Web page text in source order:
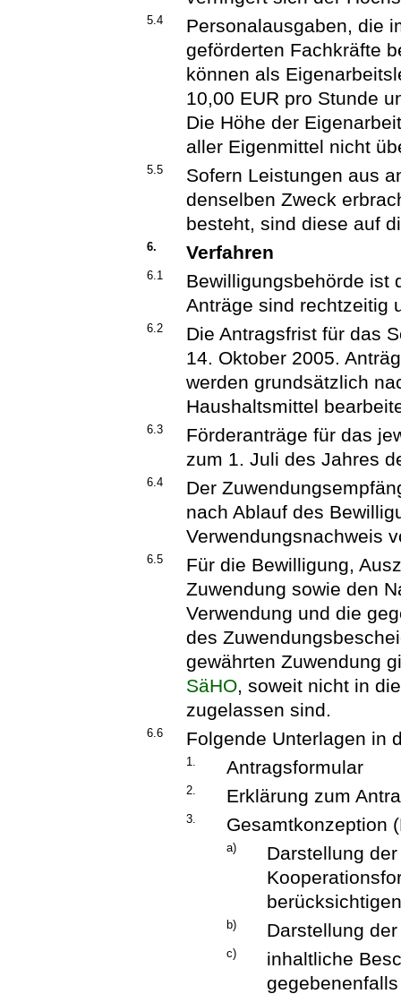
5.4
Personalausgaben, die
geförderten Fachkräfte
können als
10,00 EUR pro Stunde
Die Höhe der
aller Eigenmittel nicht
5.5
Sofern Leistungen aus
denselben Zweck
besteht, sind diese auf
6. Verfahren
6.1
Bewilligungsbehörde ist
Anträge sind rechtzeitig
6.2
Die Antragsfrist für das
14. Oktober 2005.
werden grundsätzlich
Haushaltsmittel
6.3
Förderanträge für das
zum 1. Juli des Jahres
6.4
Der
nach Ablauf des
Verwendungsnachweis
6.5
Für die Bewilligung,
Zuwendung sowie den
Verwendung und die
des
gewährten Zuwendung
SäHO, soweit nicht in
zugelassen sind.
6.6 Folgende Unterlagen in
1. Antragsformular
2. Erklärung zum
3. Gesamtkonzeption
a)
Darstellung
b) Darstellung
c)
inhaltliche